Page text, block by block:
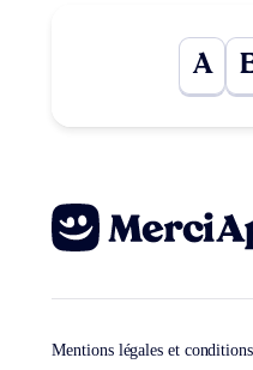
A
Mentions légales et